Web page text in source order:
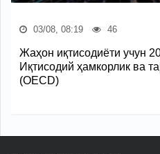
03/08, 08:19 46
Жаҳон иқтисодиёти учун
Иқтисодий ҳамкорлик ва
(OECD)